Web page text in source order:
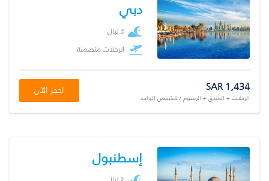
دبي
3 ليال
الرحلات متضمنة
SAR 1,434
الرحلات + الفندق + الرسوم / للشخص الواحد
احجز الآن
إسطنبول